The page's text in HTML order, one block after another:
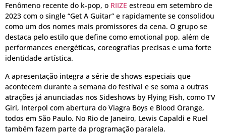
Fenômeno recente do k-pop, o RIIZE estreou em setembro de
2023 com o single “Get A Guitar” e rapidamente se consolidou
como um dos nomes mais promissores da cena. O grupo se
destaca pelo estilo que define como emotional pop, além de
performances energéticas, coreografias precisas e uma forte
identidade artística.
A apresentação integra a série de shows especiais que
acontecem durante a semana do festival e se soma a outras
atrações já anunciadas nos Sideshows by Flying Fish, como TV
Girl, Interpol com abertura do Viagra Boys e Blood Orange,
todos em São Paulo. No Rio de Janeiro, Lewis Capaldi e Ruel
também fazem parte da programação paralela.